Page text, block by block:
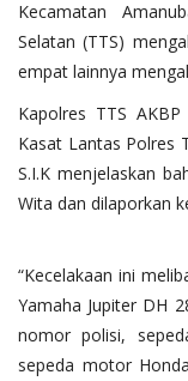
Kecamatan
Selatan (TTS)
empat lainnya
Kapolres TTS
Kasat Lantas Polres
S.I.K menjelaskan
Wita dan dilaporkan
“Kecelakaan ini
Yamaha Jupiter DH
nomor polisi,
sepeda motor